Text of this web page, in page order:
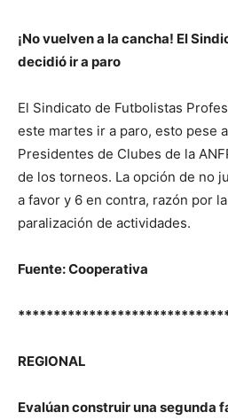
¡No vuelven a la cancha! El
decidió ir a paro
El Sindicato de Futbolistas
este martes ir a paro, esto pese
Presidentes de Clubes de la
de los torneos. La opción de no
a favor y 6 en contra, razón por
paralización de actividades.
Fuente: Cooperativa
REGIONAL
Evalúan construir una segunda